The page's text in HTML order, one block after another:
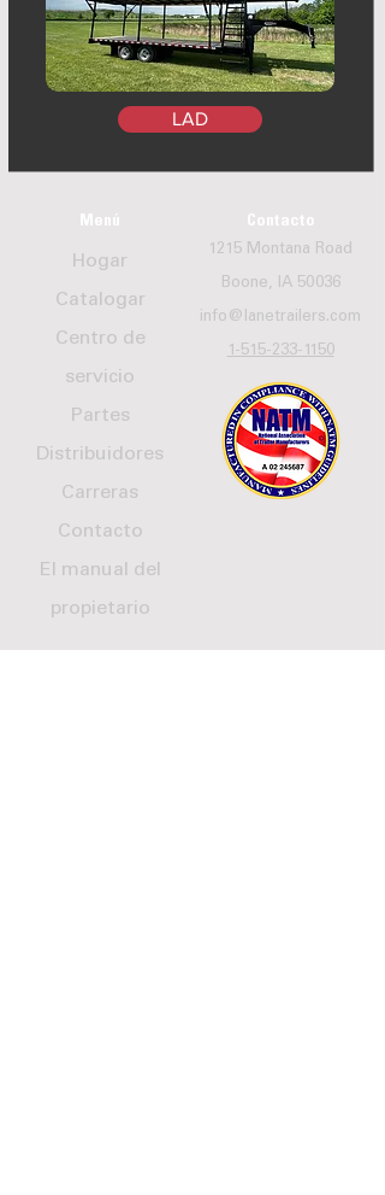
LAD
Menú
Hogar
Catalogar
Centro de
servicio
Partes
Distribuidores
Carreras
Contacto
El manual del
propietario
Contacto
1215 Montana Road
Boone, IA 50036
info@lanetrailers.com
1-515-233-1150